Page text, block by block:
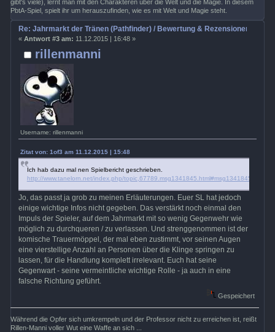
gibt's viele), lernt man mit den Charakteren über die Welt und die Magie. In diesem
PbtA-Spiel, spielt ihr um herauszufinden, wie es mit Welt und Magie steht.
rillenmanni
Username: rillenmanni
Re: Jahrmarkt der Tränen (Pathfinder) / Bewertung & Rezensionen
« Antwort #3 am: 11.12.2015 | 16:48 »
Zitat von: 1of3 am 11.12.2015 | 15:48
Ich hab dazu mal nen Spielbericht geschrieben.
http://www.tanelorn.net/index.php/topic,67789.msg1341845.html#msg1341845
Jo, das passt ja grob zu meinen Erläuterungen. Euer SL hat jedoch
einige wichtige Infos nicht gegeben. Das verstärkt noch einmal den
Impuls der Spieler, auf dem Jahrmarkt mit so wenig Gegenwehr wie
möglich zu durchqueren / zu verlassen. Und strenggenommen ist der
komische Trauermöppel, der mal eben zustimmt, vor seinen Augen
eine vierstellige Anzahl an Personen über die Klinge springen zu
lassen, für die Handlung komplett irrelevant. Euch hat seine
Gegenwart - seine vermeintliche wichtige Rolle - ja auch in eine
falsche Richtung geführt.
Gespeichert
Während die Opfer sich umkrempeln und der Professor nicht zu erreichen ist, reißt
Rillen-Manni voller Wut eine Waffe an sich ...